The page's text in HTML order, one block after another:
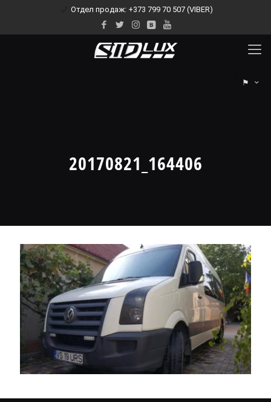
Отдел продаж: +373 799 70 507 (VIBER)
⚑
20170821_164406